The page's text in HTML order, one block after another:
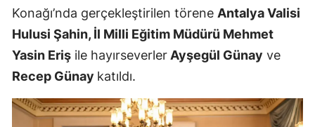
Konağı’nda gerçekleştirilen törene Antalya Valisi
Hulusi Şahin, İl Milli Eğitim Müdürü Mehmet
Yasin Eriş ile hayırseverler Ayşegül Günay ve
Recep Günay katıldı.